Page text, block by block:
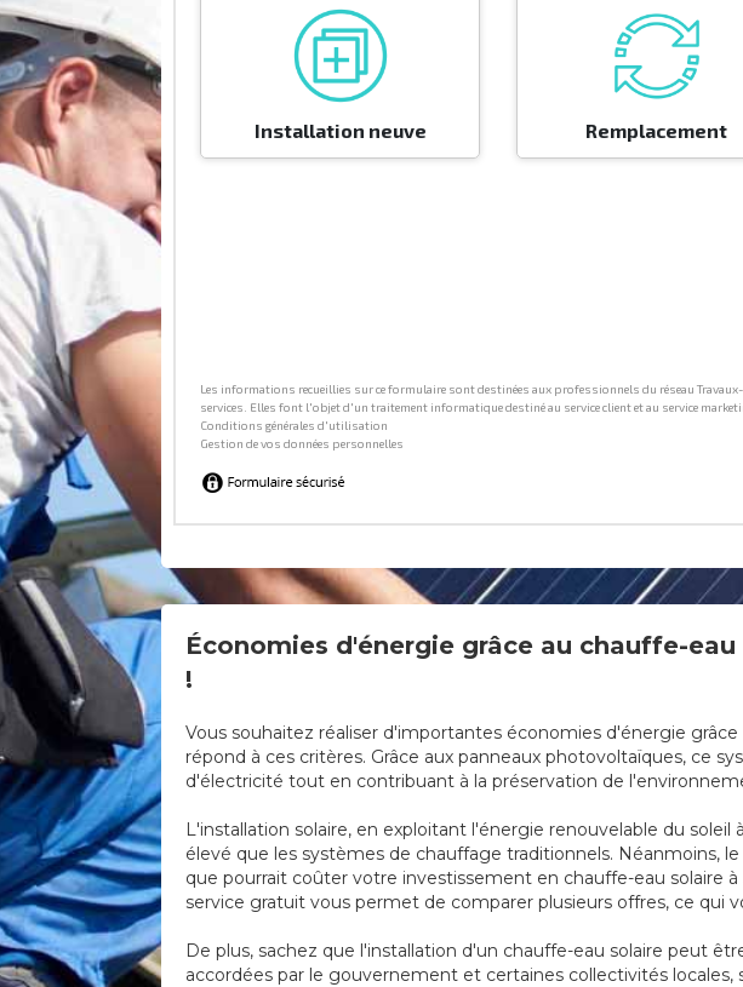
Économies d'énergie grâce au chauffe-
!
Vous souhaitez réaliser d'importantes économies d'énergie
répond à ces critères. Grâce aux panneaux photovoltaïques, ce
d'électricité tout en contribuant à la préservation de
L'installation solaire, en exploitant l'énergie renouvelable du
élevé que les systèmes de chauffage traditionnels. Néanmoins,
que pourrait coûter votre investissement en chauffe-eau solaire
service gratuit vous permet de comparer plusieurs offres, ce qui
De plus, sachez que l'installation d'un chauffe-eau solaire peut
accordées par le gouvernement et certaines collectivités